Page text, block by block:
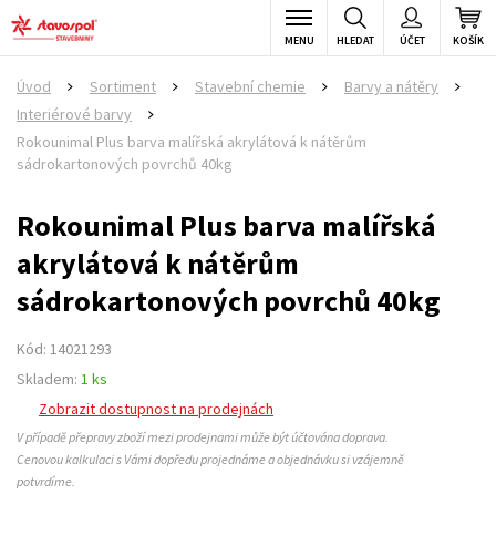
KOŠÍK
ÚČET
HLEDAT
MENU
Úvod Sortiment Stavební chemie Barvy a nátěry
Interiérové barvy
Rokounimal Plus barva malířská akrylátová k nátěrům
sádrokartonových povrchů 40kg
Rokounimal Plus barva malířská
akrylátová k nátěrům
sádrokartonových povrchů 40kg
Kód: 14021293
Skladem: 1 ks
Zobrazit dostupnost na prodejnách
V případě přepravy zboží mezi prodejnami může být účtována doprava.
Cenovou kalkulaci s Vámi dopředu projednáme a objednávku si vzájemně
potvrdíme.